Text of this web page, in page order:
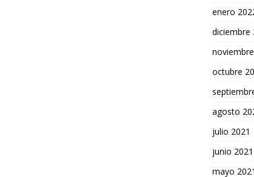
enero
diciembre
octubre
agosto
julio 2021
junio 2021
mayo 2021